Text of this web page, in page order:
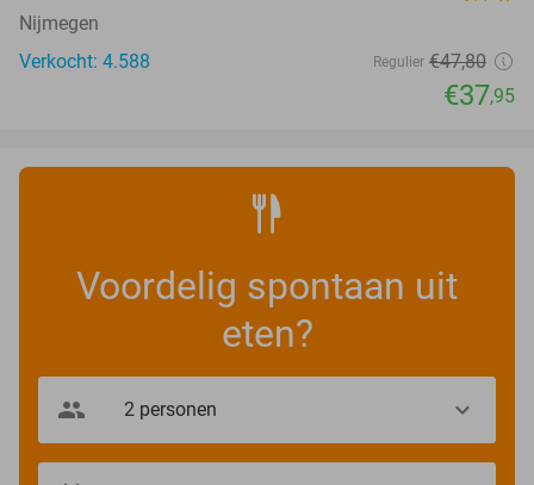
Nijmegen
Verkocht: 4.588
Regulier €47,80
€37,95
Voordelig spontaan uit
eten?